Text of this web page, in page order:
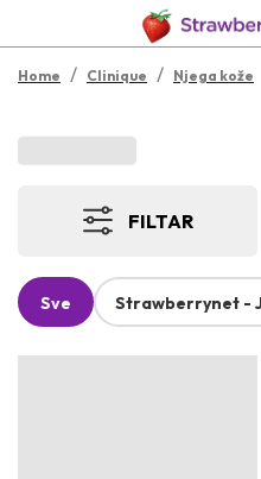
Home / Clinique / Njega kože
FILTAR
Sve Strawberrynet -